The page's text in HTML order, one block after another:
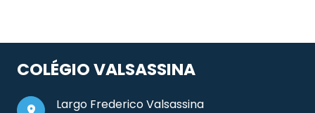
COLÉGIO VALSASSINA
Largo Frederico Valsassina